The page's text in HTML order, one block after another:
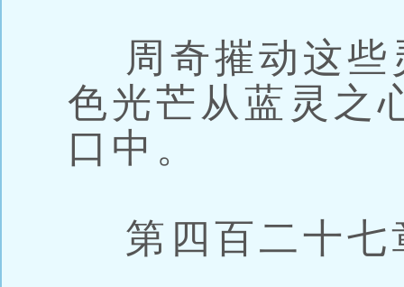
周奇摧动这些
色光芒从蓝灵之
口中。
第四百二十七